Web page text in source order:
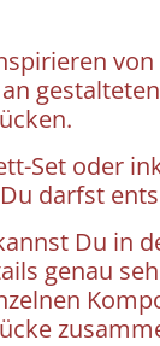
gestalteten
Set oder
darfst
Du in
genau